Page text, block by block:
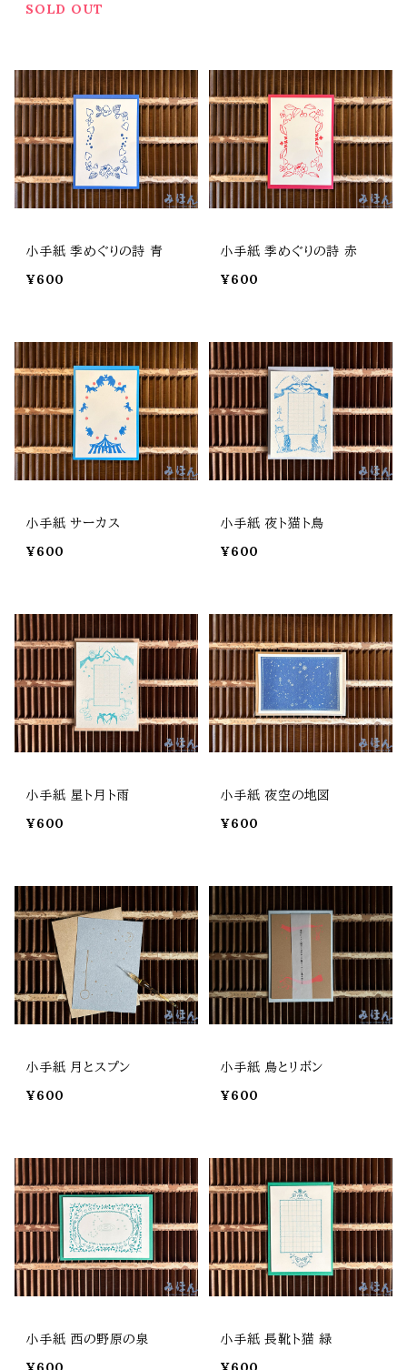
SOLD OUT
小手紙 季めぐりの詩 青
¥600
小手紙 季めぐりの詩 赤
¥600
小手紙 サーカス
¥600
小手紙 夜ト猫ト鳥
¥600
小手紙 星ト月ト雨
¥600
小手紙 夜空の地図
¥600
小手紙 月とスプン
¥600
小手紙 鳥とリボン
¥600
小手紙 西の野原の泉
小手紙 長靴ト猫 緑